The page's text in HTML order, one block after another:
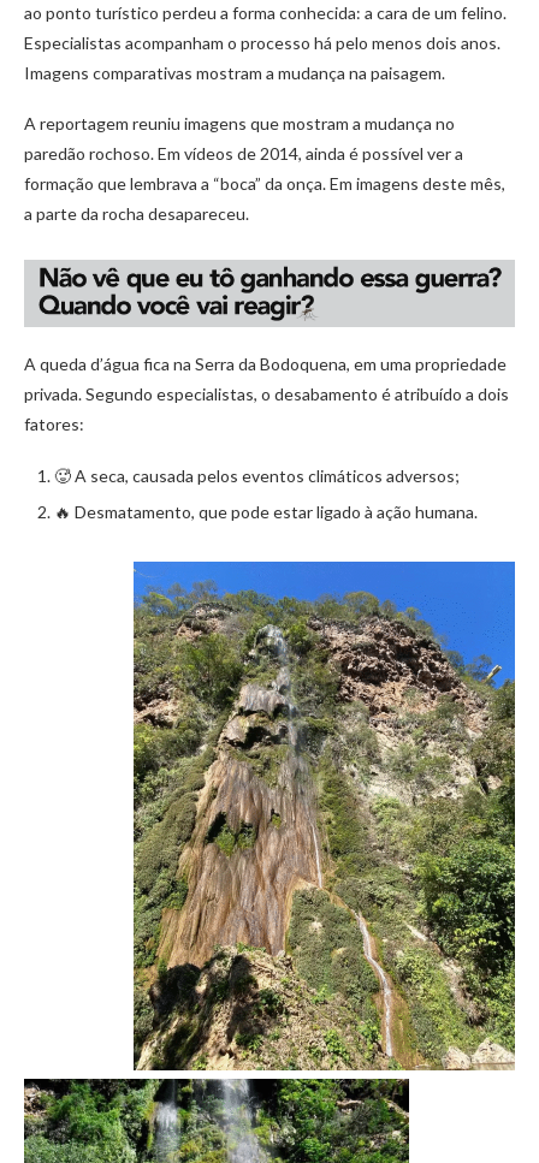
ao ponto turístico perdeu a forma conhecida: a cara de um felino.
Especialistas acompanham o processo há pelo menos dois anos.
Imagens comparativas mostram a mudança na paisagem.
A reportagem reuniu imagens que mostram a mudança no
paredão rochoso. Em vídeos de 2014, ainda é possível ver a
formação que lembrava a “boca” da onça. Em imagens deste mês,
a parte da rocha desapareceu.
A queda d’água fica na Serra da Bodoquena, em uma propriedade
privada. Segundo especialistas, o desabamento é atribuído a dois
fatores:
🥵 A seca, causada pelos eventos climáticos adversos;
🔥 Desmatamento, que pode estar ligado à ação humana.